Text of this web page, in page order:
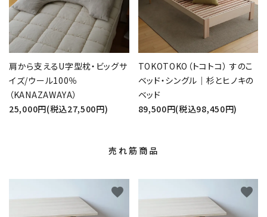
肩から支えるU字型枕・ビッグサ
イズ/ウール100％
（KANAZAWAYA）
25,000円(税込27,500円)
TOKOTOKO（トコトコ） すのこ
ベッド・シングル｜杉とヒノキの
ベッド
89,500円(税込98,450円)
売れ筋商品
favorite favorite